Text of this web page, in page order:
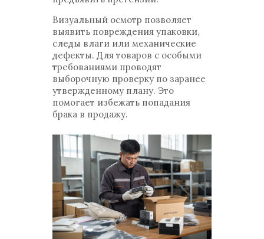
Визуальный осмотр позволяет
выявить повреждения упаковки,
следы влаги или механические
дефекты. Для товаров с особыми
требованиями проводят
выборочную проверку по заранее
утвержденному плану. Это
помогает избежать попадания
брака в продажу.